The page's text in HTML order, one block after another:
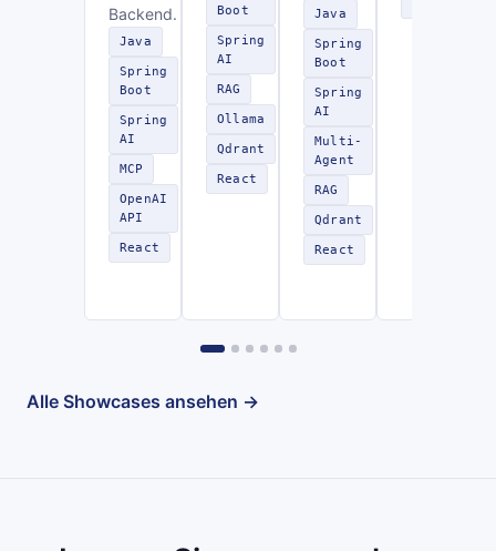
Backend.
Java
Spring
Boot
Spring
AI
MCP
OpenAI
API
React
Boot
Spring
AI
RAG
Ollama
Qdrant
React
Java
Spring
Boot
Spring
AI
Multi-
Agent
RAG
Qdrant
React
Alle Showcases ansehen →